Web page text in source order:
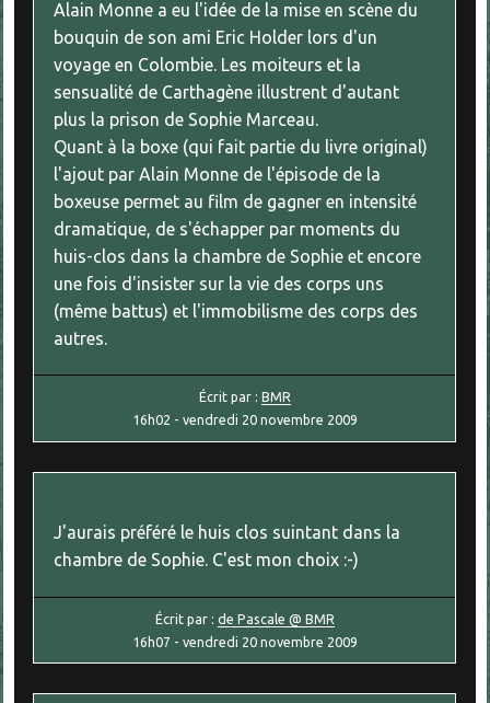
Alain Monne a eu l'idée de la mise en scène du
bouquin de son ami Eric Holder lors d'un
voyage en Colombie. Les moiteurs et la
sensualité de Carthagène illustrent d'autant
plus la prison de Sophie Marceau.
Quant à la boxe (qui fait partie du livre original)
l'ajout par Alain Monne de l'épisode de la
boxeuse permet au film de gagner en intensité
dramatique, de s'échapper par moments du
huis-clos dans la chambre de Sophie et encore
une fois d'insister sur la vie des corps uns
(même battus) et l'immobilisme des corps des
autres.
Écrit par : BMR
16h02 - vendredi 20 novembre 2009
J'aurais préféré le huis clos suintant dans la
chambre de Sophie. C'est mon choix :-)
Écrit par : de Pascale @ BMR
16h07 - vendredi 20 novembre 2009